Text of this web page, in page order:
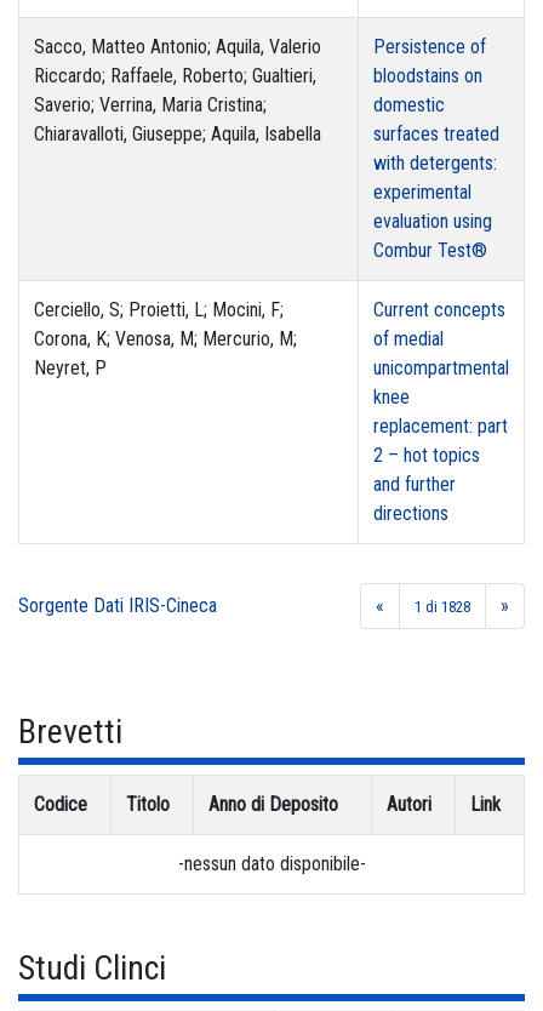
Sacco, Matteo Antonio; Aquila, Valerio
Riccardo; Raffaele, Roberto; Gualtieri,
Saverio; Verrina, Maria Cristina;
Chiaravalloti, Giuseppe; Aquila, Isabella
Persistence of
bloodstains on
domestic
surfaces treated
with detergents:
experimental
evaluation using
Combur Test®
Cerciello, S; Proietti, L; Mocini, F;
Corona, K; Venosa, M; Mercurio, M;
Neyret, P
Current concepts
of medial
unicompartmental
knee
replacement: part
2 – hot topics
and further
directions
Sorgente Dati IRIS-Cineca « 1 di 1828 »
Brevetti
Codice Titolo Anno di Deposito Autori Link
-nessun dato disponibile-
Studi Clinci